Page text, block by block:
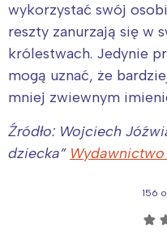
wykorzystać swój
reszty zanurzają się w
królestwach. Jedynie
mogą uznać, że
mniej zwiewnym
Źródło: Wojciech
dziecka” Wydawnictwo
156
☆
Interesują
tego
Warszawa
Łódź